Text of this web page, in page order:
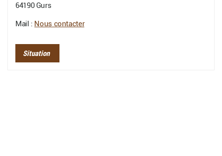
64190 Gurs
Mail : Nous contacter
Situation